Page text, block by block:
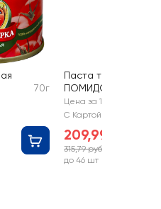
70г
Паста томатная
ПОМИДОРКА
Цена за 1 шт
С Картой №1
209,99 руб
315,79 руб
до 46 шт